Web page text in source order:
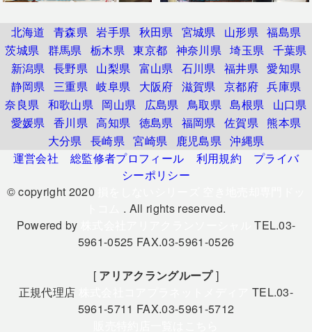
北海道 青森県 岩手県 秋田県 宮城県 山形県 福島県
茨城県 群馬県 栃木県 東京都 神奈川県 埼玉県 千葉県
新潟県 長野県 山梨県 富山県 石川県 福井県 愛知県
静岡県 三重県 岐阜県 大阪府 滋賀県 京都府 兵庫県
奈良県 和歌山県 岡山県 広島県 鳥取県 島根県
山口県
愛媛県 香川県 高知県 徳島県 福岡県 佐賀県 熊本県
大分県 長崎県 宮崎県 鹿児島県 沖縄県
運営会社
総監修者プロフィール 利用規約
プライバ
シーポリシー
© copyright 2020
. All rights reserved.
Powered by
TEL.03-
5961-0525 FAX.03-5961-0526
[ アリアクラングループ]
正規代理店
TEL.03-
5961-5711 FAX.03-5961-5712